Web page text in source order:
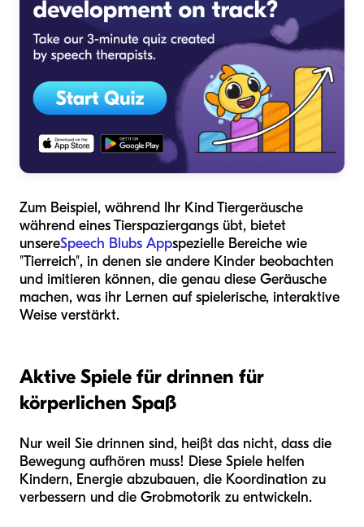
Zum Beispiel, während Ihr Kind Tiergeräusche
während eines Tierspaziergangs übt, bietet
unsereSpeech Blubs Appspezielle Bereiche wie
"Tierreich", in denen sie andere Kinder beobachten
und imitieren können, die genau diese Geräusche
machen, was ihr Lernen auf spielerische, interaktive
Weise verstärkt.
Aktive Spiele für drinnen für
körperlichen Spaß
Nur weil Sie drinnen sind, heißt das nicht, dass die
Bewegung aufhören muss! Diese Spiele helfen
Kindern, Energie abzubauen, die Koordination zu
verbessern und die Grobmotorik zu entwickeln.